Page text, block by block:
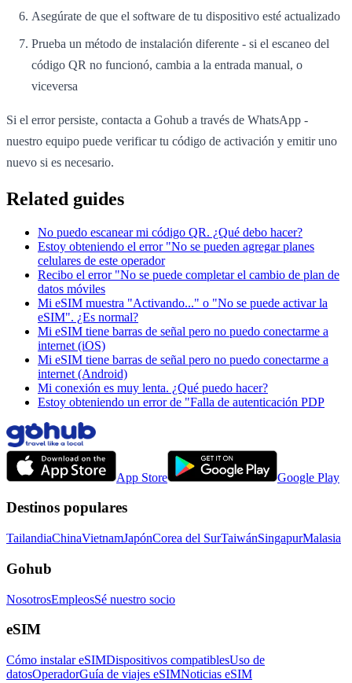
Asegúrate de que el software de tu dispositivo esté actualizado
Prueba un método de instalación diferente - si el escaneo del
código QR no funcionó, cambia a la entrada manual, o
viceversa
Si el error persiste, contacta a Gohub a través de WhatsApp -
nuestro equipo puede verificar tu código de activación y emitir uno
nuevo si es necesario.
Related guides
No puedo escanear mi código QR. ¿Qué debo hacer?
Estoy obteniendo el error "No se pueden agregar planes
celulares de este operador
Recibo el error "No se puede completar el cambio de plan de
datos móviles
Mi eSIM muestra "Activando..." o "No se puede activar la
eSIM". ¿Es normal?
Mi eSIM tiene barras de señal pero no puedo conectarme a
internet (iOS)
Mi eSIM tiene barras de señal pero no puedo conectarme a
internet (Android)
Mi conexión es muy lenta. ¿Qué puedo hacer?
Estoy obteniendo un error de "Falla de autenticación PDP
App Store Google Play
Destinos populares
TailandiaChinaVietnamJapónCorea del SurTaiwánSingapurMalasia
Gohub
NosotrosEmpleosSé nuestro socio
eSIM
Cómo instalar eSIMDispositivos compatiblesUso de
datosOperadorGuía de viajes eSIMNoticias eSIM